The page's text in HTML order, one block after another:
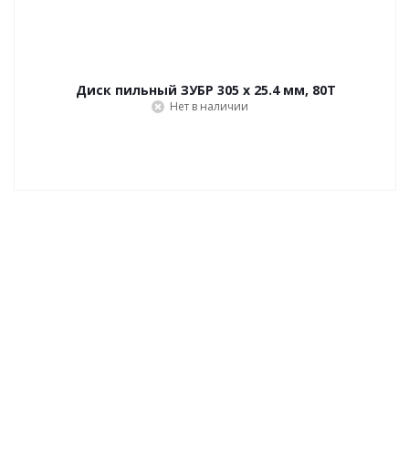
Диск пильный ЗУБР 305 х 25.4 мм, 80Т
Нет в наличии